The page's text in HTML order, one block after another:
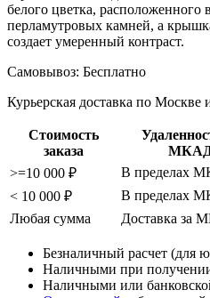
белого цветка, расположенного
перламутровых камней, а
создает умеренный контраст.
Самовывоз: Бесплатно
Курьерская доставка по
Стоимость
заказа
>=10 000 ₽
В пределах
< 10 000 ₽
В пределах
Любая сумма
Доставка за
Безналичный расчет (для
Наличными при получении
Наличными или